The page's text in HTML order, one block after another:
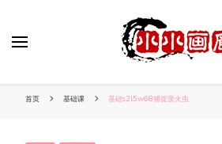
首页 基础课 基础s2l5w68捕捉萤火虫